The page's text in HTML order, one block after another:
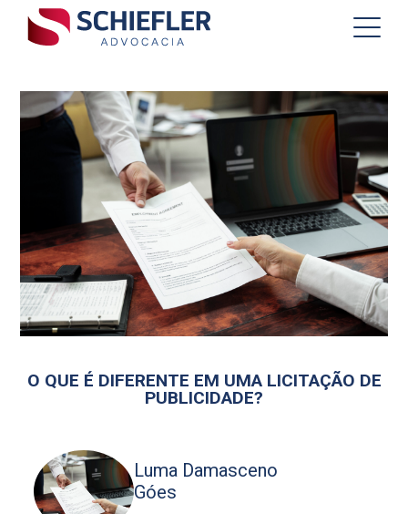
O QUE É DIFERENTE EM UMA LICITAÇÃO DE
PUBLICIDADE?
Luma Damasceno
Góes